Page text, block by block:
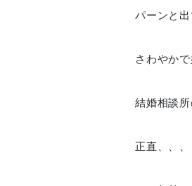
パーンと出
さわやか
結婚相談
正直、、、